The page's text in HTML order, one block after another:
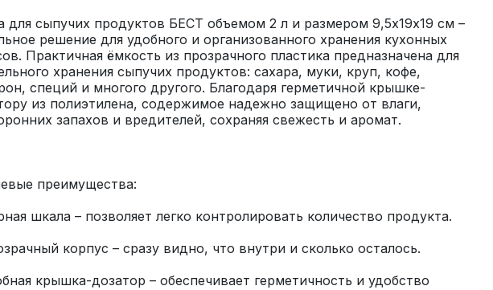
для сыпучих продуктов БЕСТ объемом 2 л и размером 9,5х19х19 см –
решение для удобного и организованного хранения кухонных
Практичная ёмкость из прозрачного пластика предназначена для
хранения сыпучих продуктов: сахара, муки, круп, кофе,
специй и многого другого. Благодаря герметичной крышке-
из полиэтилена, содержимое надежно защищено от влаги,
крышка-дозатор – обеспечивает герметичность и удобство